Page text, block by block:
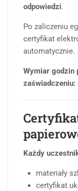
odpowiedzi.
Po zaliczeniu
certyfikat
automatycznie.
Wymiar godzin
zaświadczeniu:
Każdy
materiały
certyfikat